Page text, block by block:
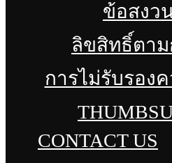
ข้อสงว
ลิขสิทธิ์ตา
การไม่รับรอง
CONTACT US